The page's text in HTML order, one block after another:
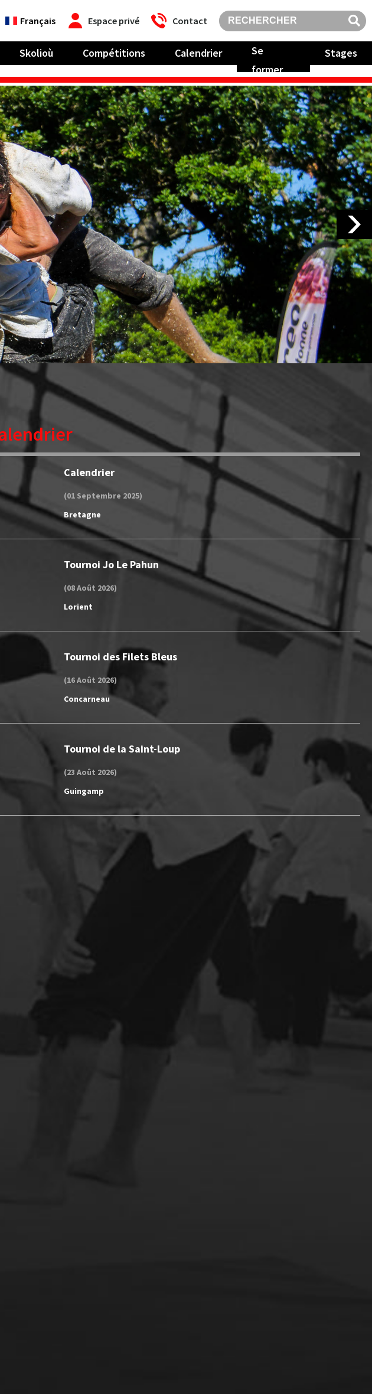
Français Espace privé Contact
Skolioù Compétitions Calendrier
Se
former
Stages
Calendrier
(01 Septembre 2025)
Bretagne
Tournoi Jo Le Pahun
(08 Août 2026)
Lorient
Tournoi des Filets Bleus
(16 Août 2026)
Concarneau
Tournoi de la Saint-Loup
(23 Août 2026)
Guingamp